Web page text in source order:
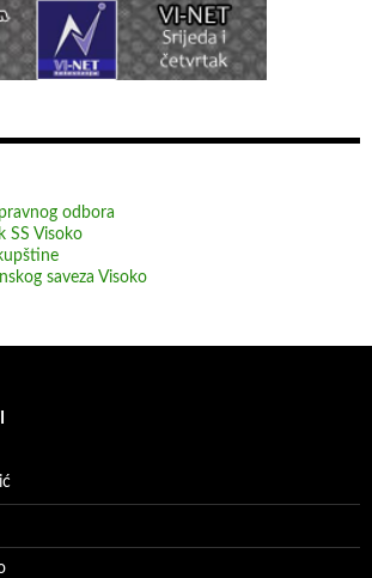
odbora
SS Visoko
saveza Visoko